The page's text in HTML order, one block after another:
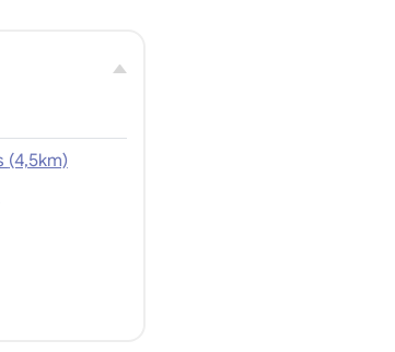
Institut de Formation en Soins Infirmiers (4,5km)